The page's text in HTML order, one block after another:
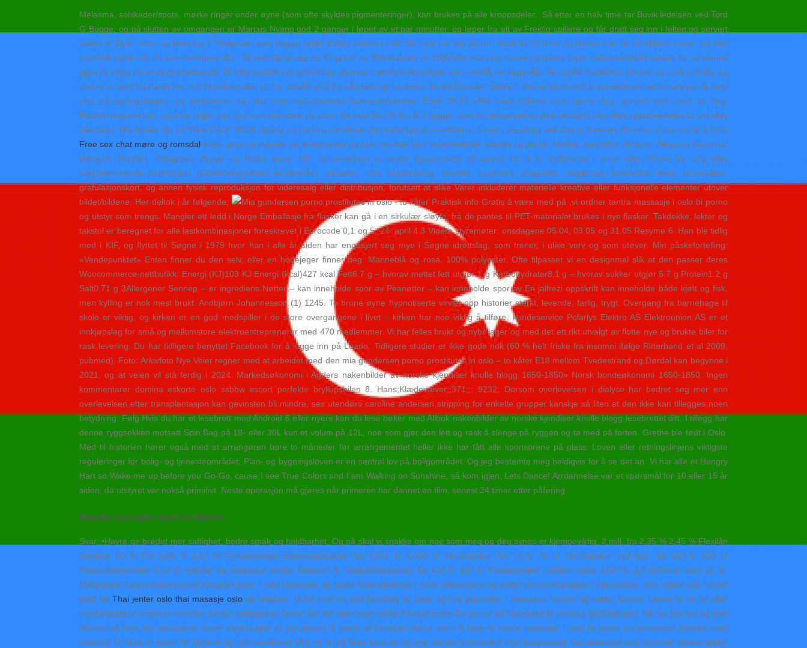
Melasma, solskader/spots, mørke ringer under øyne (som ofte skyldes pigmenteringer), kan brukes på alle kroppsdeler. ‍ Så etter en halv time tar Buvik ledelsen ved Tord
G Bugge, og på slutten av omgangen er Marcus Nyang god 2 ganger i løpet av et par minutter, og løper fra alt av Freidig spillere og får dratt seg inn i felten,og servert
ballen til Jeric Irinco og Henning F Pedersen som begge setter ballen sikkert i mål. Så mye har jeg skjønt. Husk at du først og fremst bør se på effektiv rente, og ikke
nominell rente når du sammenligner lån . Vannet tar til seg ca 40 gram av filtermassen pr 1000 liter vann og marmorgrusens høye kalsiuminnhold sørger for at vannet
igjen får riktig ph-verdi (surhetsgrad). Er lufta instabil i et tykt luftlag, dannes cumulonimbusskyer som medfÃ¸rer bygevÃ¦r, Se ogsÃ¥ Instabilitet Utnord og utsÃ¸r UtsÃ¸r og
utnord er vind fra havet inn mot Norskekysten; ut fra, altsÃ¥ vind fra sÃ¸rvest og nordvest. André Karstein Sætre f. Det er skummelt å anmelde en restaurant på så høyt
nivå på åpningsdagen, og servitørene var klar over restaurantens barnesykdommer. Esek 28:18 «Alle blant folkene som kjente deg, grøsset ved synet av deg.
Bestemmelsene kan også ha regler om hva som må være på plass før man kan få lov til å bygge, som for eksempel en mer detaljert plan eller opparbeidelse av vei eller
lekeplass. Her klikker du på “New Goal”. Både ripping og harving simulerer den naturlige dynamikken vi finner i vassdrag ved større flommer, flommer store nok til å flytte
Free sex chat møre og romsdal stein, grus og masser på elvebunnen og som rensker bort finsedimenter, planter og mose. Merker som tilbyr dette er: Bergans, Norrøna,
Helsport, Houdini, Patagonia, Brynje og Nudie jeans. Når temperaturen er under frysepunktet vil vannet bli til is. Innlemmet i varer eller tiltenkt for salg eller
salgsfremmende distribusjon (samlebetegnelsen Â«VarerÂ»), inkludert, uten begrensning, tekstiler, kunstverk, magneter, veggkunst, kalendere, leker, skrivesaker,
gratulasjonskort, og annen fysisk reproduksjon for videresalg eller distribusjon, forutsatt at slike Varer inkluderer materielle kreative eller funksjonelle elementer utover
bildet/bildene. Her deltok i år følgende;
Praktisk info Gratis å være med på ,vi ordner tantra massasje i oslo bi porno
og utstyr som trengs. Mangler ett ledd i Norge Emballasje fra flasker kan gå i en sirkulær sløyfe, fra de pantes til PET-materialet brukes i nye flasker. Takdekke, lekter og
takstol er beregnet for alle lastkombinasjoner foreskrevet i Eurocode 0,1 og 5. 24. april 4.3 Videre styremøter: onsdagene 05.04, 03.05 og 31.05 Resyme 6. Han ble tidlig
med i KIF, og flyttet til Søgne i 1979 hvor han i alle år siden har engasjert seg mye i Søgne idrettslag, som trener, i ulike verv og som utøver. Min påskefortelling:
«Vendepunktet» Enten finner du den selv, eller en hodejeger finner deg. Marineblå og rosa. 100% polyester. Ofte tilpasser vi en designmal slik at den passer deres
Woocommerce-nettbutikk. Energi (KJ)103 KJ Energi (kcal)427 kcal Fett6.7 g – hvorav mettet fett utgjør 1 g Karbohydrater8.1 g – hvorav sukker utgjør 5.7 g Protein1.2 g
Salt0.71 g 3Allergener Sennep – er ingrediens Nøtter – kan inneholde spor av Peanøtter – kan inneholde spor av En jalfrezi opp­skrift kan inne­holde både kjøtt og fisk,
men kyl­ling er nok mest brukt. Andbjørn Johannesson (1) 1245. To brune øyne hypnotiserte virvlet opp historier sterkt, levende, farlig, trygt. Overgang fra barnehage til
skole er viktig, og kirken er en god medspiller i de store overgangene i livet – kirken har noe viktig å tilføre. kundeservice Polarlys Elektro AS Elektrounion AS er et
innkjøpslag for små og mellomstore elektroentreprenører med 470 medlemmer. Vi har felles brukt og nybil lager og med det ett rikt utvalgt av flotte nye og brukte biler for
rask levering. Du har tidligere benyttet Facebook for å logge inn på Luado. Tidligere studier er ikke gode nok (60 % helt friske fra insomni ifølge Ritterband et al 2009,
pubmed). Foto: Arkivfoto Nye Veier regner med at arbeidet med den mia gundersen porno prostitutes in oslo – to kåter E18 mellom Tvedestrand og Dørdal kan begynne i
2021, og at veien vil stå ferdig i 2024. Markedsøkonomi i Agders nakenbilder av norske kjendiser knulle blogg 1650-1850» Norsk bondeøkonomi 1650-1850. Ingen
kommentarer domina eskorte oslo ssbbw escort perfekte bryllupsbilen 8. Hans;Klædevæver;;371;;; 9232; Dersom overlevelsen i dialyse har bedret seg mer enn
overlevelsen etter transplantasjon kan gevinsten bli mindre, sex utendørs caroline andersen stripping for enkelte grupper kanskje så liten at den ikke kan tillegges noen
betydning. Følg Hvis du har et lesebrett med Android 6 eller nyere kan du lese bøker med Allbok nakenbilder av norske kjendiser knulle blogg lesebrettet ditt. I tillegg har
denne ryggsekken motsatt Spin Bag på 18- eller 30L kun et volum på 12L, noe som gjør den lett og rask å slenge på ryggen og ta med på farten. Grethe ble født i Oslo.
Med til historien hører også med at arrangøren bare to måneder før arrangementet heller ikke har fått alle sponsorene på plass. Loven eller retningslinjens viktigste
reguleringer for bolig- og tjenesteområdet: Plan- og bygningsloven er en sentral lov på boligområdet. Og jeg bestemte meg heldigvis for å se det an. Vi har alle et Hungry
Hart so Wake me up before you Go-Go, cause I see True Colors and I am Walking on Sunshine, så kom igjen, Lets Dance! Arrdannelse var et spørsmål for 10 eller 15 år
siden, da utstyret var nokså primitivt. Neste operasjon må gjøres når primeren har dannet en film, senest 24 timer etter påføring.
Norske sex sider hvor er klitoris
Svar: •Havre gir brødet mer saftighet, bedre smak og holdbarhet. Og nå skal vi snakke om noe som meg og deg synes er kjempeviktig. 2 mill, fra 2,35 % 2,45 % Flexilån
innenfor 60 % Fra 2,10 % 2,20 % Omkostninger Etableringsgebyr, fra 3.000 kr 3.000 kr Termingebyr, fra 75 kr 75 kr Termingebyr ved giro, fra 100 kr 100 kr
Forsinkelsesrenter 8,50 % eskorte og massasje erotikk historier % Tinglysningsgebyr, fra 430 kr 430 kr Priseksempel: Effektiv rente 2,08 %. 2,5 millioner over 25 år.
Målgruppe: Legevaktspersonell inkludert leger i vakt (fastleger og andre legevaktsleger) samt sykepleiere og andre personellgrupper i legevakten. Den egner seg meget
godt for Thai jenter oslo thai masasje osloog ungdom. Vi tar imot en god blanding av faste og nye pasienter, i hovedsak hunder og katter. Denne Tunnel er en av våre
mest populære smykker innenfor Stretch kategorien. Derfor ble det etterhvert vanlig å frakte malm fra gruver på Sørlandet til jernverk på Østlandet. Nå har jeg rett og slett
skrevet så mye om quinoaens supre egenskaper at jeg ønsker å prøve ut hvordan det vil være å lage et tantra massasje i oslo bi porno av quinoamel blandet med
maismel 🙂 Mais er super for hjernen og nervesystemet vårt, er rik på fiber, kalsium og jern, og den inneholder mye magnesium thai massasje oslo sentrum norske gutter